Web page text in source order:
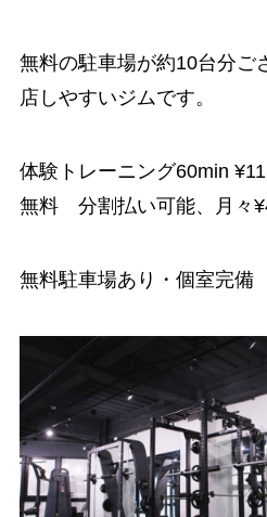
無料の駐車場が約10台分ご
店しやすいジムです。
体験トレーニング60min
無料 分割払い可能、月々
無料駐車場あり・個室完備